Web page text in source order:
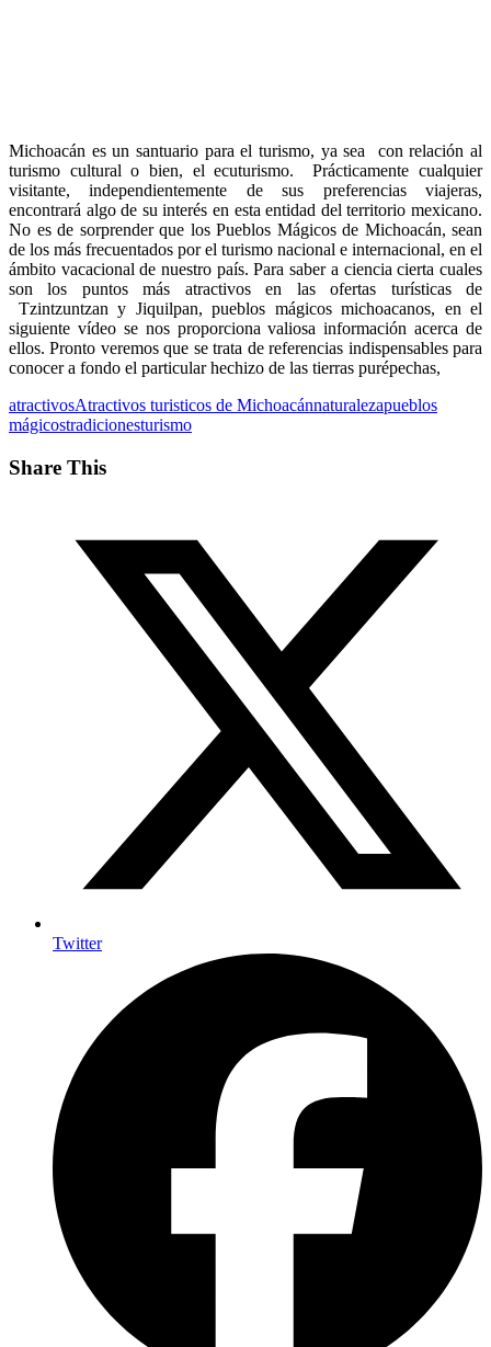
Michoacán es un santuario para el turismo, ya sea con relación al
turismo cultural o bien, el ecuturismo. Prácticamente cualquier
visitante, independientemente de sus preferencias viajeras,
encontrará algo de su interés en esta entidad del territorio mexicano.
No es de sorprender que los Pueblos Mágicos de Michoacán, sean
de los más frecuentados por el turismo nacional e internacional, en el
ámbito vacacional de nuestro país. Para saber a ciencia cierta cuales
son los puntos más atractivos en las ofertas turísticas de
Tzintzuntzan y Jiquilpan, pueblos mágicos michoacanos, en el
siguiente vídeo se nos proporciona valiosa información acerca de
ellos. Pronto veremos que se trata de referencias indispensables para
conocer a fondo el particular hechizo de las tierras purépechas,
atractivosAtractivos turisticos de Michoacánnaturalezapueblos
mágicostradicionesturismo
Share This
Twitter